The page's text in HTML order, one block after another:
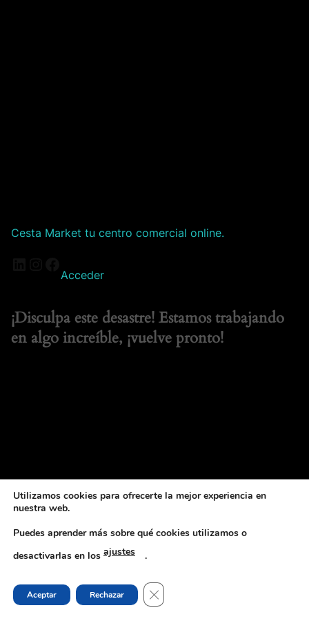
Cesta Market tu centro comercial online.
Acceder
¡Disculpa este desastre! Estamos trabajando
en algo increíble, ¡vuelve pronto!
Utilizamos cookies para ofrecerte la mejor experiencia en
nuestra web.
Puedes aprender más sobre qué cookies utilizamos o
desactivarlas en los ajustes .
Aceptar Rechazar CERRAR EL BANNER DE